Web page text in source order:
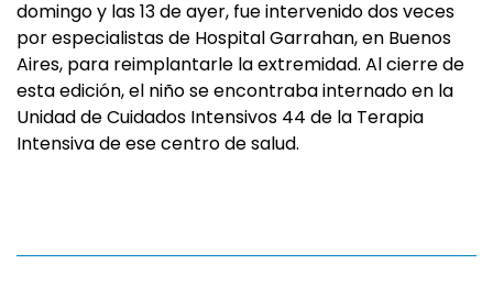
domingo y las 13 de ayer, fue intervenido dos veces
por especialistas de Hospital Garrahan, en Buenos
Aires, para reimplantarle la extremidad. Al cierre de
esta edición, el niño se encontraba internado en la
Unidad de Cuidados Intensivos 44 de la Terapia
Intensiva de ese centro de salud.